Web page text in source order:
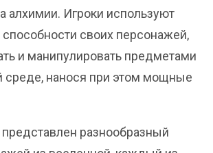
алхимии. Игроки используют
своих персонажей,
и манипулировать предметами
нанося при этом мощные
представлен разнообразный